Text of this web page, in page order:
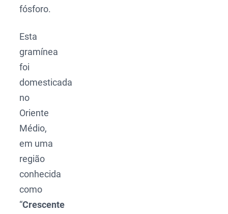
fósforo.
Esta
gramínea
foi
domesticada
no
Oriente
Médio,
em uma
região
conhecida
como
“Crescente